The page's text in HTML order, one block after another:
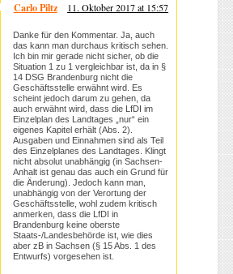
Carlo Piltz 11. Oktober 2017 at 15:57
Danke für den Kommentar. Ja, auch
das kann man durchaus kritisch sehen.
Ich bin mir gerade nicht sicher, ob die
Situation 1 zu 1 vergleichbar ist, da in §
14 DSG Brandenburg nicht die
Geschäftsstelle erwähnt wird. Es
scheint jedoch darum zu gehen, da
auch erwähnt wird, dass die LfDI im
Einzelplan des Landtages „nur“ ein
eigenes Kapitel erhält (Abs. 2).
Ausgaben und Einnahmen sind als Teil
des Einzelplanes des Landtages. Klingt
nicht absolut unabhängig (in Sachsen-
Anhalt ist genau das auch ein Grund für
die Änderung). Jedoch kann man,
unabhängig von der Verortung der
Geschäftsstelle, wohl zudem kritisch
anmerken, dass die LfDI in
Brandenburg keine oberste
Staats-/Landesbehörde ist, wie dies
aber zB in Sachsen (§ 15 Abs. 1 des
Entwurfs) vorgesehen ist.